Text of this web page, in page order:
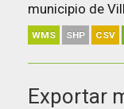
municipio de
WMS SHP CSV
Exportar